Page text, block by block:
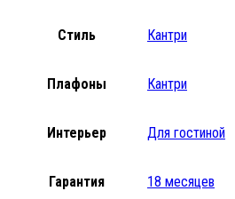
Стиль Кантри
Плафоны Кантри
Интерьер Для гостиной
Гарантия 18 месяцев